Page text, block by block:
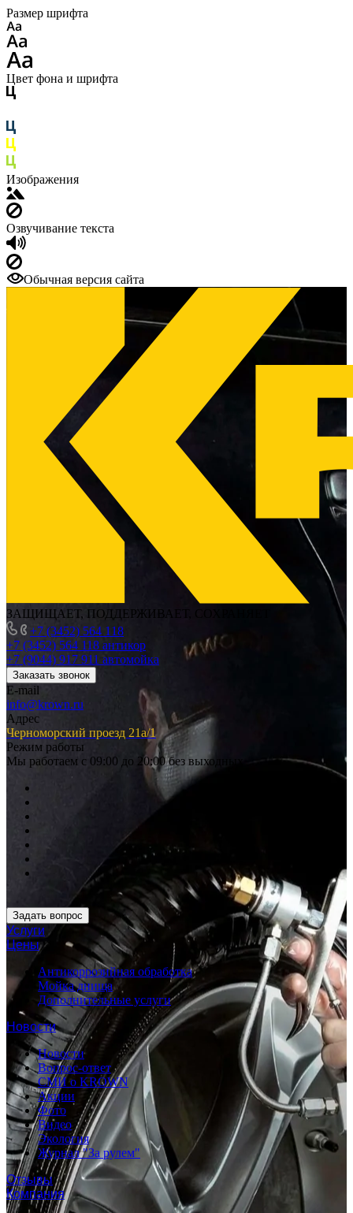
Размер шрифта
Цвет фона и шрифта
Изображения
Озвучивание текста
Обычная версия сайта
ЗАЩИЩАЕТ, ПОДДЕРЖИВАЕТ, СОХРАНЯЕТ
+7 (3452) 564 118
+7 (3452) 564 118 антикор
+7 (9044) 917 911 автомойка
Заказать звонок
E-mail
info@krown.ru
Адрес
Черноморский проезд 21а/1
Режим работы
Мы работаем с 09:00 до 20:00 без выходных
Задать вопрос
Услуги
Цены
Антикоррозийная обработка
Мойка днища
Дополнительные услуги
Новости
Новости
Вопрос-ответ
СМИ о KROWN
Акции
Фото
Видео
Экология
Журнал "За рулем"
Отзывы
Компания